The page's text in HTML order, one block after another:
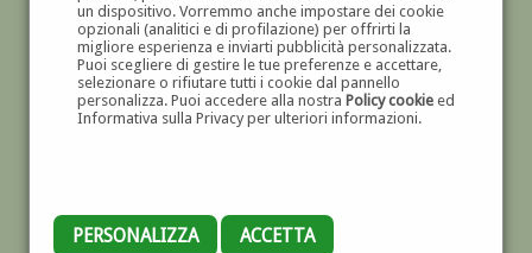
un dispositivo. Vorremmo anche impostare dei cookie
opzionali (analitici e di profilazione) per offrirti la
migliore esperienza e inviarti pubblicità personalizzata.
Puoi scegliere di gestire le tue preferenze e accettare,
selezionare o rifiutare tutti i cookie dal pannello
personalizza. Puoi accedere alla nostra Policy cookieed
Informativa sulla Privacy per ulteriori informazioni.
PERSONALIZZA ACCETTA